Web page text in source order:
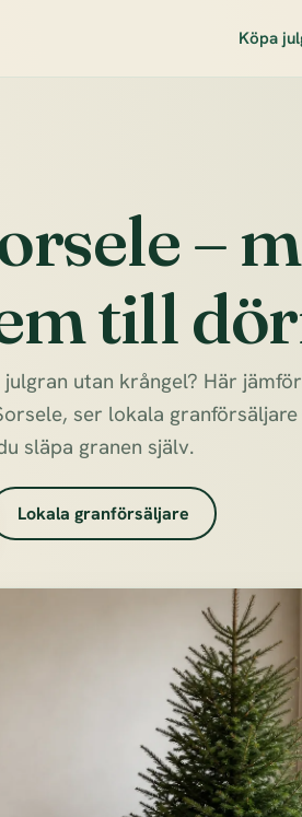
Köpa
–
till
utan krångel? Här
ser lokala
släpa granen själv.
Lokala granförsäljare